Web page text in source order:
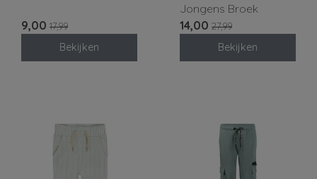
9,00 17,99
Bekijken
Jongens Broek
14,00 27,99
Bekijken